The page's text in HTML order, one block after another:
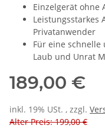
Einzelgerät ohne
Leistungsstarkes
Privatanwender
Für eine
Laub und Unrat
189,00 €
inkl. 19% USt. , zzgl.
Alter Preis: 199,00 €